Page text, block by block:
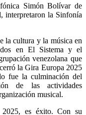
Simón Bolívar de
interpretaron la Sinfonía
la cultura y la música en
en El Sistema y el
venezolana que
la Gira Europa 2025
fue la culminación del
de las actividades
musical.
es éxito. Con su